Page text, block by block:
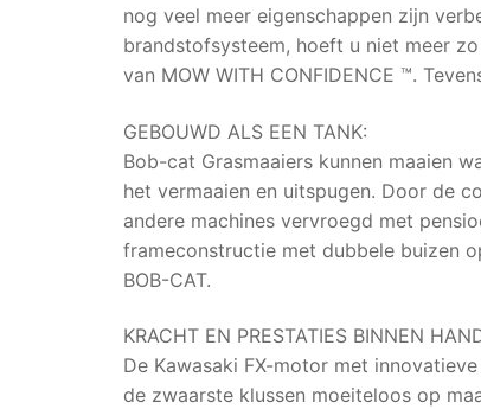
nog veel meer eigenschappen zijn
brandstofsysteem, hoeft u niet meer
van MOW WITH CONFIDENCE ™.
GEBOUWD ALS EEN TANK:
Bob-cat Grasmaaiers kunnen maaien
het vermaaien en uitspugen. Door de
andere machines vervroegd met
frameconstructie met dubbele buizen
BOB-CAT.
KRACHT EN PRESTATIES BINNEN
De Kawasaki FX-motor met
de zwaarste klussen moeiteloos op